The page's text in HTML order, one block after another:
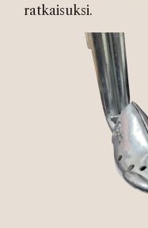
ratkaisuksi.